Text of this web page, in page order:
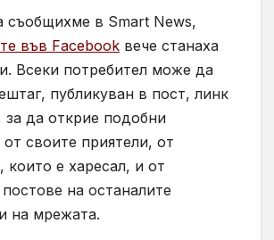
съобщихме в Smart News,
във Facebook вече станаха
Всеки потребител може да
публикуван в пост, линк
за да открие подобни
своите приятели, от
които е харесал, и от
на останалите
на мрежата.